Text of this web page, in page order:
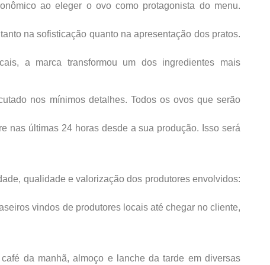
ao eleger o ovo como protagonista do menu.
na sofisticação quanto na apresentação dos pratos.
a marca transformou um dos ingredientes mais
nos mínimos detalhes. Todos os ovos que serão
nas últimas 24 horas desde a sua produção. Isso será
qualidade e valorização dos produtores envolvidos:
vindos de produtores locais até chegar no cliente,
da manhã, almoço e lanche da tarde em diversas